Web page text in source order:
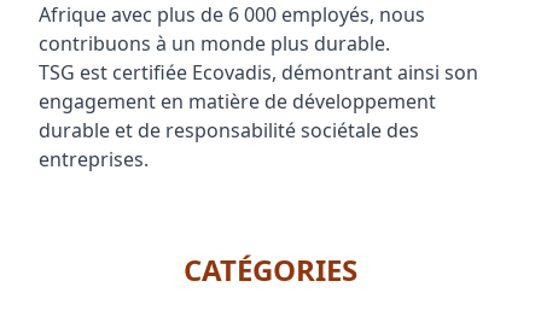
Afrique avec plus de 6 000 employés, nous
contribuons à un monde plus durable.
TSG est certifiée Ecovadis, démontrant ainsi son
engagement en matière de développement
durable et de responsabilité sociétale des
entreprises.
CATÉGORIES